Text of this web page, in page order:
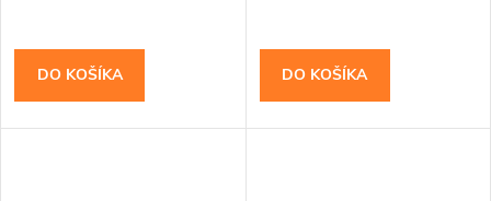
DO KOŠÍKA DO KOŠÍKA